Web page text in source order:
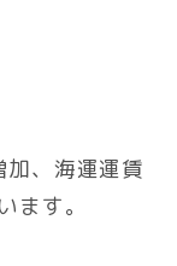
、海運運賃
ます。